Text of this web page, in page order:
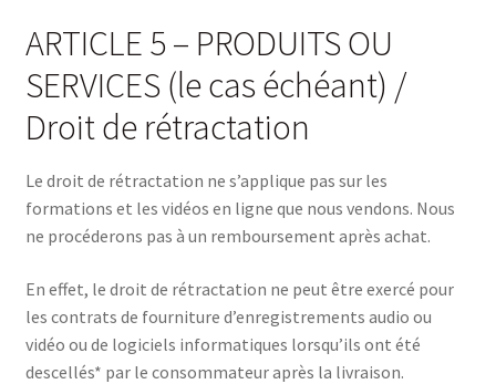
ARTICLE 5 – PRODUITS OU
SERVICES (le cas échéant) /
Droit de rétractation
Le droit de rétractation ne s’applique pas sur les
formations et les vidéos en ligne que nous vendons. Nous
ne procéderons pas à un remboursement après achat.
En effet, le droit de rétractation ne peut être exercé pour
les contrats de fourniture d’enregistrements audio ou
vidéo ou de logiciels informatiques lorsqu’ils ont été
descellés* par le consommateur après la livraison.